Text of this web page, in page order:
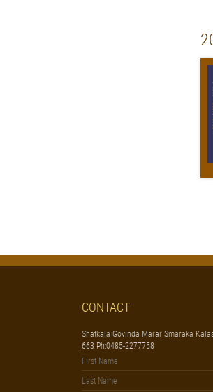
CONTACT
Shatkala Govinda Marar Smaraka
663 Ph:0485-2277758